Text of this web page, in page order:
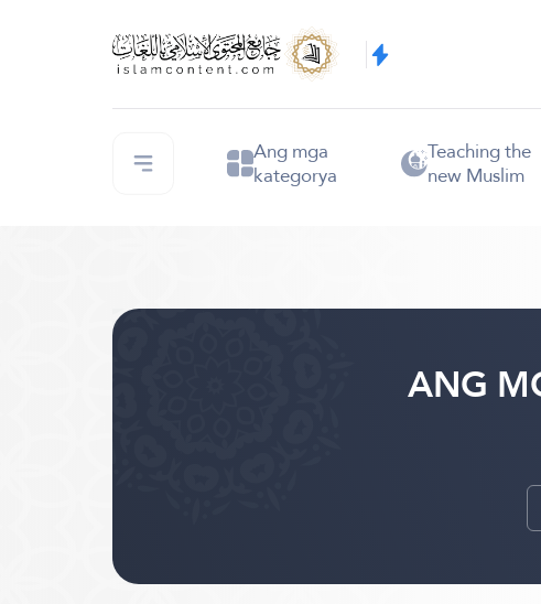
Ang mga
kategorya
Teaching the
new Muslim
ANG